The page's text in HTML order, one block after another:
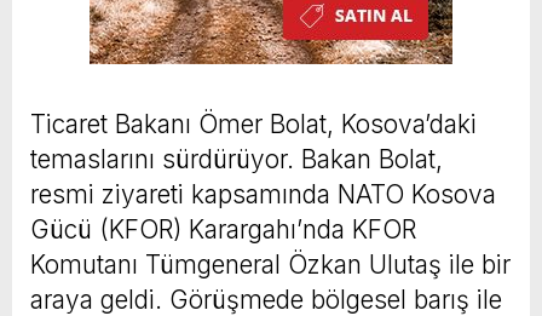
Ticaret Bakanı Ömer Bolat, Kosova’daki
temaslarını sürdürüyor. Bakan Bolat,
resmi ziyareti kapsamında NATO Kosova
Gücü (KFOR) Karargahı’nda KFOR
Komutanı Tümgeneral Özkan Ulutaş ile bir
araya geldi. Görüşmede bölgesel barış ile